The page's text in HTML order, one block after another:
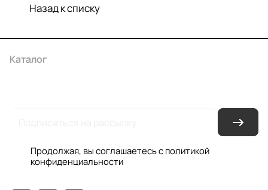
Назад к списку
Каталог
Продолжая, вы соглашаетесь с политикой
конфиденциальности